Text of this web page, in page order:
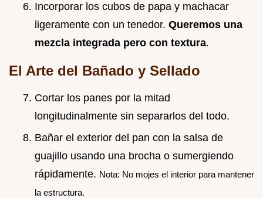
Incorporar los cubos de papa y machacar
ligeramente con un tenedor. Queremos una
mezcla integrada pero con textura.
El Arte del Bañado y Sellado
Cortar los panes por la mitad
longitudinalmente sin separarlos del todo.
Bañar el exterior del pan con la salsa de
guajillo usando una brocha o sumergiendo
rápidamente. Nota: No mojes el interior para mantener
la estructura.